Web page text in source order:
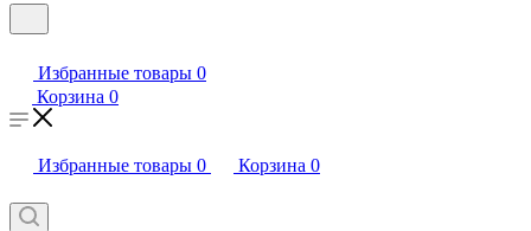
Избранные товары 0
Корзина 0
Избранные товары 0 Корзина 0